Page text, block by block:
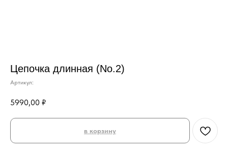
Цепочка длинная (No.2)
Артикул:
5990,00 ₽
в корзину